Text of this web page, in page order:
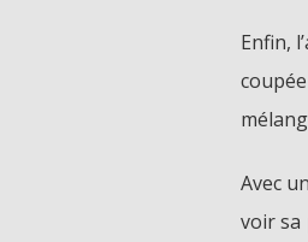
Enfin,
Avec
voir sa